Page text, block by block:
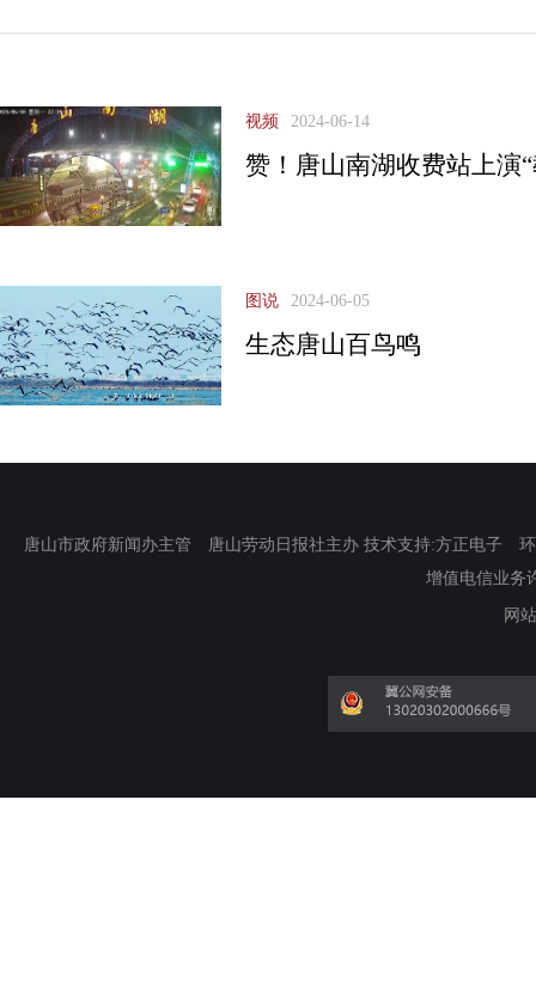
视频 2024-06-14
赞！唐山南湖收费站上演
图说 2024-06-05
生态唐山百鸟鸣
唐山市政府新闻办主管 唐山劳动日报社主办 技术支持:方正电子
增值电信业务
网